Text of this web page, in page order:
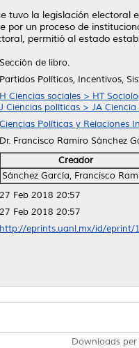
tuvo la legislación electoral
por un proceso de
permitió al estado
Sección de libro.
Partidos Políticos, Incentivos,
H Ciencias sociales > HT
J Ciencias políticas > JA
Ciencias Políticas y Relaciones
Dr. Francisco Ramiro Sánchez
Creador
Sánchez García, Francisco
27 Feb 2018 20:57
27 Feb 2018 20:57
http://eprints.uanl.mx/id/eprint/
Downloads